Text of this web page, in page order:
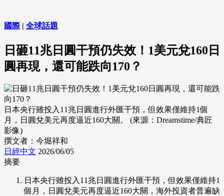
國際| 全球話題
日砸11兆日圓干預仍失效！1美元兌160日
圓再現，還可能跌向170？
日本央行雖投入11兆日圓進行外匯干預，但效果僅維持1個
月，日圓兌美元再度逼近160大關。 (來源：Dreamstime/典匠
影像)
撰文者：今堀祥和
日經中文 2026/06/05
摘要
日本央行雖投入11兆日圓進行外匯干預，但效果僅維持1
個月，日圓兌美元再度逼近160大關，海外投資者普遍缺